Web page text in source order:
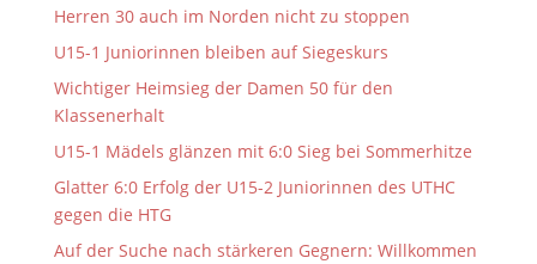
Herren 30 auch im Norden nicht zu stoppen
U15-1 Juniorinnen bleiben auf Siegeskurs
Wichtiger Heimsieg der Damen 50 für den
Klassenerhalt
U15-1 Mädels glänzen mit 6:0 Sieg bei Sommerhitze
Glatter 6:0 Erfolg der U15-2 Juniorinnen des UTHC
gegen die HTG
Auf der Suche nach stärkeren Gegnern: Willkommen